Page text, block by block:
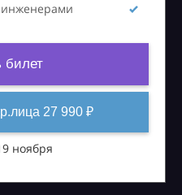
инженерами
билет
27 990 ₽
ноября